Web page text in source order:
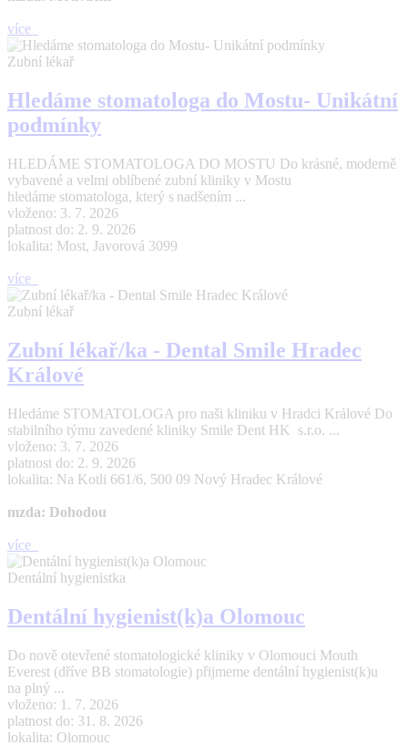
více
Zubní lékař
Hledáme stomatologa do Mostu- Unikátní
podmínky
HLEDÁME STOMATOLOGA DO MOSTU Do krásné, moderně
vybavené a velmi oblíbené zubní kliniky v Mostu
hledáme stomatologa, který s nadšením ...
vloženo: 3. 7. 2026
platnost do: 2. 9. 2026
lokalita: Most, Javorová 3099
více
Zubní lékař
Zubní lékař/ka - Dental Smile Hradec
Králové
Hledáme STOMATOLOGA pro naši kliniku v Hradci Králové Do
stabilního týmu zavedené kliniky Smile Dent HK s.r.o. ...
vloženo: 3. 7. 2026
platnost do: 2. 9. 2026
lokalita: Na Kotli 661/6, 500 09 Nový Hradec Králové
mzda: Dohodou
více
Dentální hygienistka
Dentální hygienist(k)a Olomouc
Do nově otevřené stomatologické kliniky v Olomouci Mouth
Everest (dříve BB stomatologie) přijmeme dentální hygienist(k)u
na plný ...
vloženo: 1. 7. 2026
platnost do: 31. 8. 2026
lokalita: Olomouc